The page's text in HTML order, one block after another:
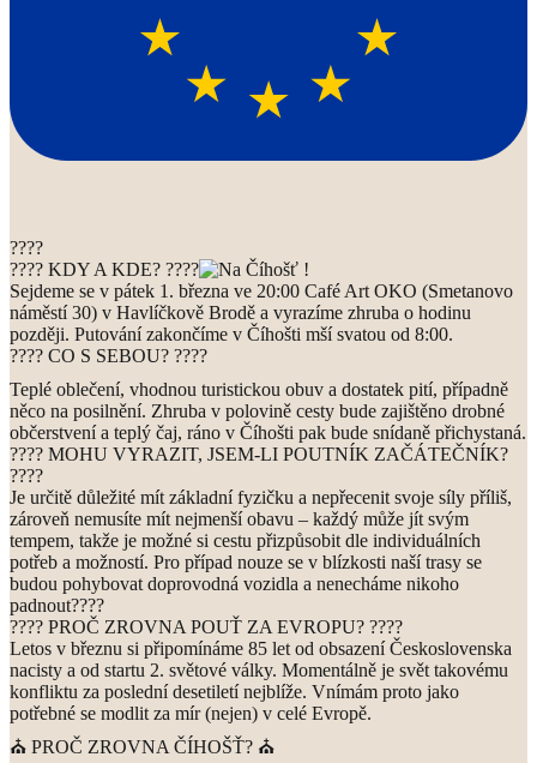
????
???? KDY A KDE? ????
Sejdeme se v pátek 1. března ve 20:00 Café Art OKO (Smetanovo
náměstí 30) v Havlíčkově Brodě a vyrazíme zhruba o hodinu
později. Putování zakončíme v Číhošti mší svatou od 8:00.
???? CO S SEBOU? ????
Teplé oblečení, vhodnou turistickou obuv a dostatek pití, případně
něco na posilnění. Zhruba v polovině cesty bude zajištěno drobné
občerstvení a teplý čaj, ráno v Číhošti pak bude snídaně přichystaná.
???? MOHU VYRAZIT, JSEM-LI POUTNÍK ZAČÁTEČNÍK?
????
Je určitě důležité mít základní fyzičku a nepřecenit svoje síly příliš,
zároveň nemusíte mít nejmenší obavu – každý může jít svým
tempem, takže je možné si cestu přizpůsobit dle individuálních
potřeb a možností. Pro případ nouze se v blízkosti naší trasy se
budou pohybovat doprovodná vozidla a nenecháme nikoho
padnout????
???? PROČ ZROVNA POUŤ ZA EVROPU? ????
Letos v březnu si připomínáme 85 let od obsazení Československa
nacisty a od startu 2. světové války. Momentálně je svět takovému
konfliktu za poslední desetiletí nejblíže. Vnímám proto jako
potřebné se modlit za mír (nejen) v celé Evropě.
⛪ PROČ ZROVNA ČÍHOŠŤ? ⛪